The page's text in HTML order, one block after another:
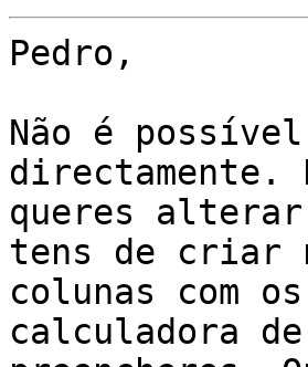
Pedro,
Não é
queres alterar
tens de criar
colunas com
calculadora